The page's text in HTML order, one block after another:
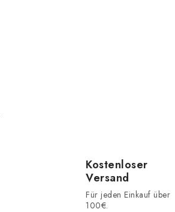
Kostenloser
Versand
Für jeden Einkauf über
100€.